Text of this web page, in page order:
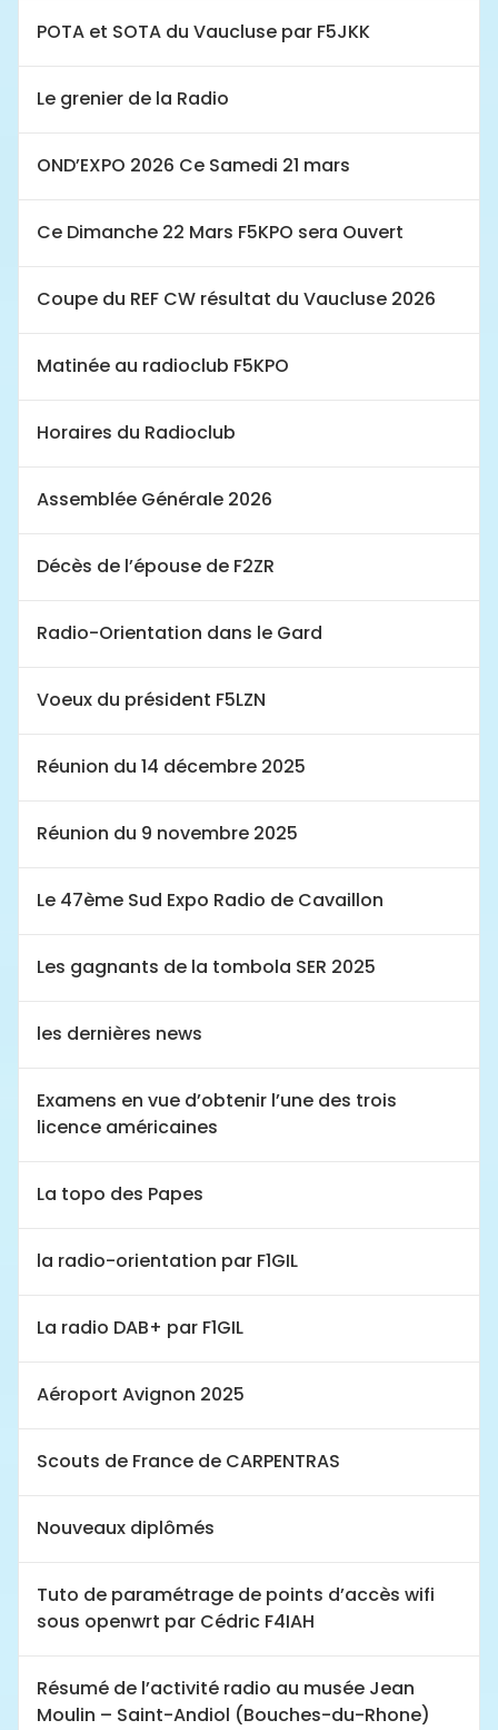
POTA et SOTA du Vaucluse par F5JKK
Le grenier de la Radio
OND’EXPO 2026 Ce Samedi 21 mars
Ce Dimanche 22 Mars F5KPO sera Ouvert
Coupe du REF CW résultat du Vaucluse 2026
Matinée au radioclub F5KPO
Horaires du Radioclub
Assemblée Générale 2026
Décès de l’épouse de F2ZR
Radio-Orientation dans le Gard
Voeux du président F5LZN
Réunion du 14 décembre 2025
Réunion du 9 novembre 2025
Le 47ème Sud Expo Radio de Cavaillon
Les gagnants de la tombola SER 2025
les dernières news
Examens en vue d’obtenir l’une des trois
licence américaines
La topo des Papes
la radio-orientation par F1GIL
La radio DAB+ par F1GIL
Aéroport Avignon 2025
Scouts de France de CARPENTRAS
Nouveaux diplômés
Tuto de paramétrage de points d’accès wifi
sous openwrt par Cédric F4IAH
Résumé de l’activité radio au musée Jean
Moulin – Saint-Andiol (Bouches-du-Rhone)